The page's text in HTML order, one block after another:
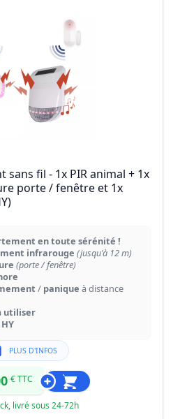
fil - 1x PIR animal + 1x
porte / fenêtre et 1x
en toute sérénité !
infrarouge (jusqu'à 12 m)
(porte / fenêtre)
/ panique à distance
utiliser
PLUS D'INFOS
€ TTC
livré sous 24-72h